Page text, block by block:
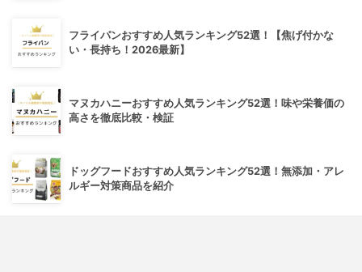
フライパンおすすめ人気ランキング52選！【焦げ付かな
い・長持ち！2026最新】
マヌカハニーおすすめ人気ランキング52選！味や栄養価の
高さを徹底比較・検証
ドッグフードおすすめ人気ランキング52選！無添加・アレ
ルギー対策商品を紹介